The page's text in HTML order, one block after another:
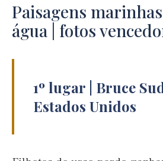
Paisagens
água | fotos
1º lugar | Bruce
Estados Unidos